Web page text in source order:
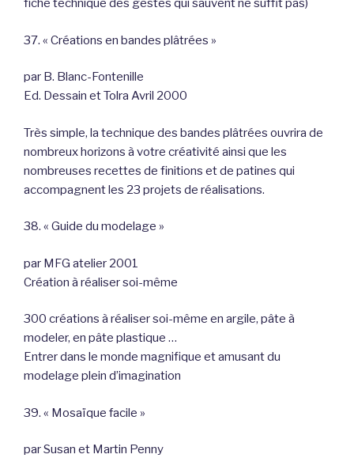
fiche technique des gestes qui sauvent ne suffit pas)
37. « Créations en bandes plâtrées »
par B. Blanc-Fontenille
Ed. Dessain et Tolra Avril 2000
Très simple, la technique des bandes plâtrées ouvrira de
nombreux horizons à votre créativité ainsi que les
nombreuses recettes de finitions et de patines qui
accompagnent les 23 projets de réalisations.
38. « Guide du modelage »
par MFG atelier 2001
Création à réaliser soi-même
300 créations à réaliser soi-même en argile, pâte à
modeler, en pâte plastique …
Entrer dans le monde magnifique et amusant du
modelage plein d’imagination
39. « Mosaïque facile »
par Susan et Martin Penny